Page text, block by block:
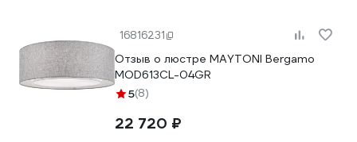
16816231
Отзыв о люстре MAYTONI Bergamo
MOD613CL-04GR
5(8)
22 720 ₽